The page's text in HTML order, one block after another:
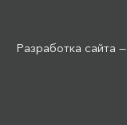
Разработка сайта —